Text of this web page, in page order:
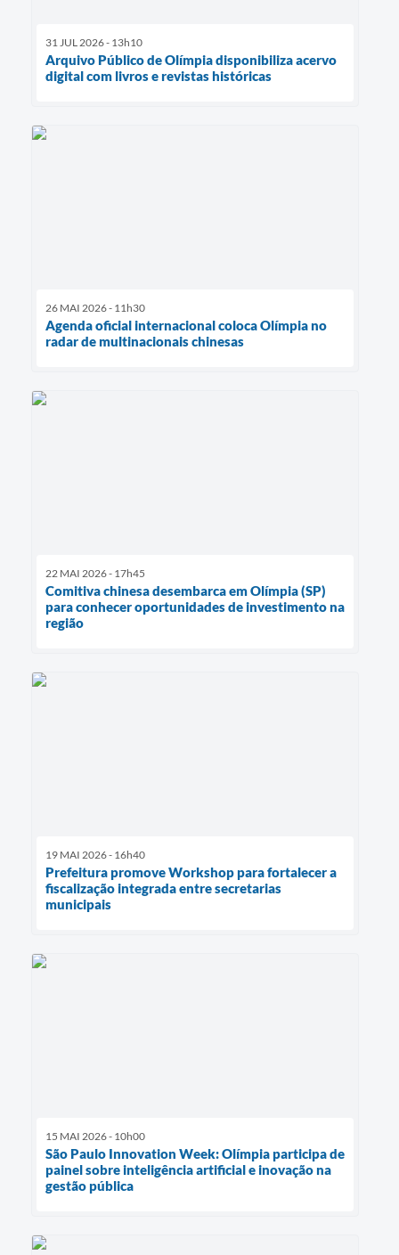
31 JUL 2026 - 13h10
Arquivo Público de Olímpia disponibiliza acervo
digital com livros e revistas históricas
26 MAI 2026 - 11h30
Agenda oficial internacional coloca Olímpia no
radar de multinacionais chinesas
22 MAI 2026 - 17h45
Comitiva chinesa desembarca em Olímpia (SP)
para conhecer oportunidades de investimento na
região
19 MAI 2026 - 16h40
Prefeitura promove Workshop para fortalecer a
fiscalização integrada entre secretarias
municipais
15 MAI 2026 - 10h00
São Paulo Innovation Week: Olímpia participa de
painel sobre inteligência artificial e inovação na
gestão pública